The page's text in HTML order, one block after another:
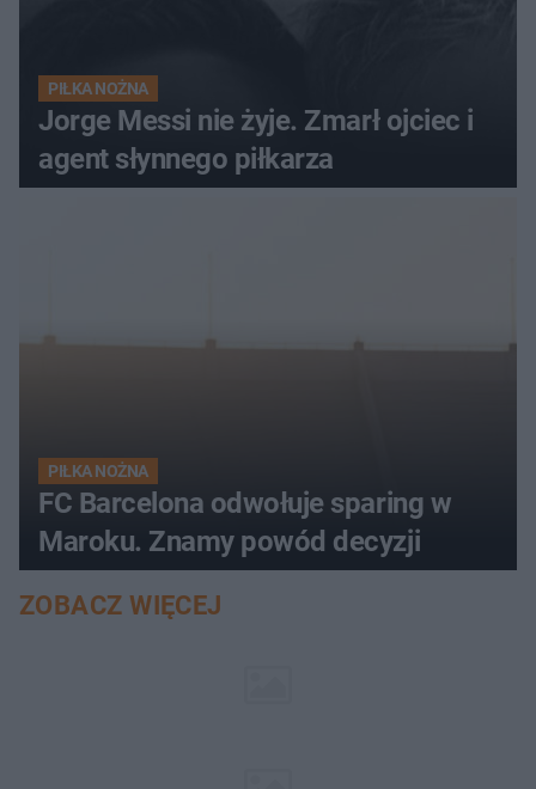
PIŁKA NOŻNA
Jorge Messi nie żyje. Zmarł ojciec i
agent słynnego piłkarza
PIŁKA NOŻNA
FC Barcelona odwołuje sparing w
Maroku. Znamy powód decyzji
ZOBACZ WIĘCEJ